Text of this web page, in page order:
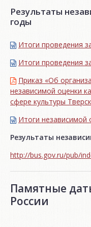
Результаты
годы
Итоги проведения
Итоги проведения
Приказ «Об
независимой оценки
сфере культуры
Итоги независимой
Результаты
http://bus.gov.ru/pub/
Памятные
России